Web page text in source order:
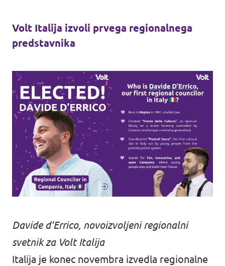
Volt Italija izvoli prvega regionalnega
predstavnika
Davide d’Errico, novoizvoljeni regionalni
svetnik za Volt Italija
Italija je konec novembra izvedla regionalne